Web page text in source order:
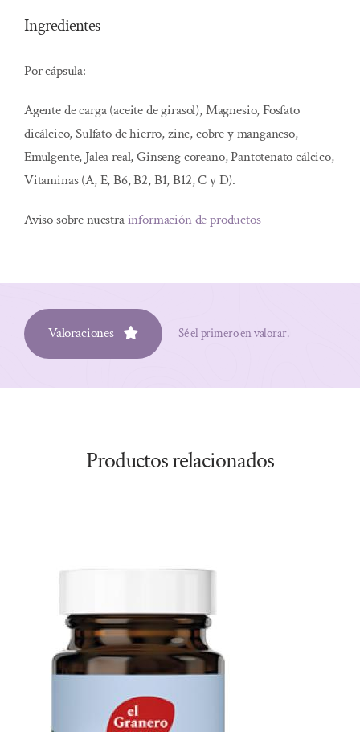
Ingredientes
Por cápsula:
Agente de carga (aceite de girasol), Magnesio, Fosfato
dicálcico, Sulfato de hierro, zinc, cobre y manganeso,
Emulgente, Jalea real, Ginseng coreano, Pantotenato cálcico,
Vitaminas (A, E, B6, B2, B1, B12, C y D).
Aviso sobre nuestrainformación de productos
Valoraciones Sé el primero en valorar.
Productos relacionados